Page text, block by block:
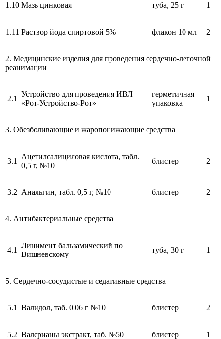
1.10 Мазь цинковая туба, 25 г 1
1.11 Раствор йода спиртовой 5% флакон 10 мл 2
2. Медицинские изделия для проведения сердечно-легочной
реанимации
2.1
Устройство для проведения ИВЛ
«Рот-Устройство-Рот»
герметичная
упаковка
1
3. Обезболивающие и жаропонижающие средства
3.1
Ацетилсалициловая кислота, табл.
0,5 г, №10
блистер 2
3.2 Анальгин, табл. 0,5 г, №10 блистер 2
4. Антибактериальные средства
4.1
Линимент бальзамический по
Вишневскому
туба, 30 г 1
5. Сердечно-сосудистые и седативные средства
5.1 Валидол, таб. 0,06 г №10 блистер 2
5.2 Валерианы экстракт, таб. №50 блистер 1